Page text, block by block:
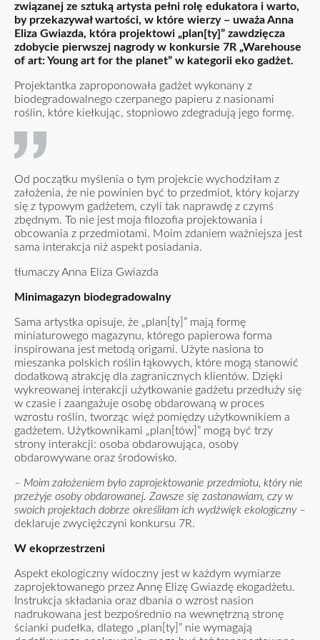
związanej ze sztuką artysta pełni rolę edukatora i warto,
by przekazywał wartości, w które wierzy – uważa Anna
Eliza Gwiazda, która projektowi „plan[ty]” zawdzięcza
zdobycie pierwszej nagrody w konkursie 7R „Warehouse
of art: Young art for the planet” w kategorii eko gadżet.
Projektantka zaproponowała gadżet wykonany z
biodegradowalnego czerpanego papieru z nasionami
roślin, które kiełkując, stopniowo zdegradują jego formę.
Od początku myślenia o tym projekcie wychodziłam z
założenia, że nie powinien być to przedmiot, który kojarzy
się z typowym gadżetem, czyli tak naprawdę z czymś
zbędnym. To nie jest moja filozofia projektowania i
obcowania z przedmiotami. Moim zdaniem ważniejsza jest
sama interakcja niż aspekt posiadania.
tłumaczy Anna Eliza Gwiazda
Minimagazyn biodegradowalny
Sama artystka opisuje, że „plan[ty]” mają formę
miniaturowego magazynu, którego papierowa forma
inspirowana jest metodą origami. Użyte nasiona to
mieszanka polskich roślin łąkowych, które mogą stanowić
dodatkową atrakcję dla zagranicznych klientów. Dzięki
wykreowanej interakcji użytkowanie gadżetu przedłuży się
w czasie i zaangażuje osobę obdarowaną w proces
wzrostu roślin, tworząc więź pomiędzy użytkownikiem a
gadżetem. Użytkownikami „plan[tów]” mogą być trzy
strony interakcji: osoba obdarowująca, osoby
obdarowywane oraz środowisko.
– Moim założeniem było zaprojektowanie przedmiotu, który nie
przeżyje osoby obdarowanej. Zawsze się zastanawiam, czy w
swoich projektach dobrze określiłam ich wydźwięk ekologiczny –
deklaruje zwyciężczyni konkursu 7R.
W ekoprzestrzeni
Aspekt ekologiczny widoczny jest w każdym wymiarze
zaprojektowanego przez Annę Elizę Gwiazdę ekogadżetu.
Instrukcja składania oraz dbania o wzrost nasion
nadrukowana jest bezpośrednio na wewnętrzną stronę
ścianki pudełka, dlatego „plan[ty]” nie wymagają